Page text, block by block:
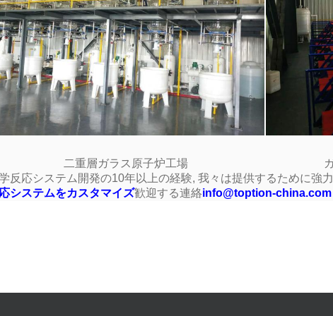
二重層ガラス原子炉工場
反応システム開発の10年以上の経験, 我々は提供するために強
システムをカスタマイズ歓迎する連絡info@toption-china.com